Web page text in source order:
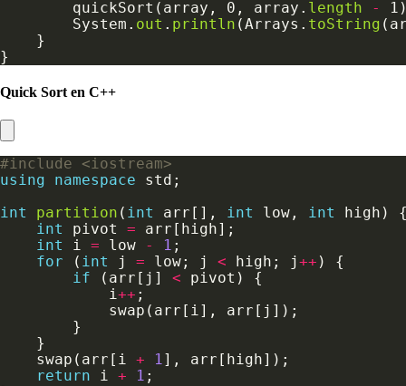
        quickSort(array, 0, array.
length
-
        System.
out . println (Arrays. toString
Quick Sort en C++
#include
<iostream>
using
namespace
int
partition ( int arr[], int low, int
int
pivot =
int
i = low - 1
for ( int j = low; j < high; j++
if (arr[j] <
            i
++
    swap(arr[i
+ 1
return i + 1